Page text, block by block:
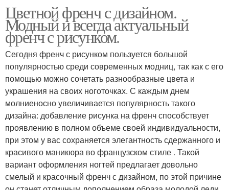
Цветной френч с дизайном.
Модный и всегда актуальный
френч с рисунком.
Сегодня френч с рисунком пользуется большой
популярностью среди современных модниц, так как с его
помощью можно сочетать разнообразные цвета и
украшения на своих ноготочках. С каждым днем
молниеносно увеличивается популярность такого
дизайна: добавление рисунка на френч способствует
проявлению в полном объеме своей индивидуальности,
при этом у вас сохраняется элегантность сдержанного и
красивого маникюра во французском стиле . Такой
вариант оформления ногтей предлагает довольно
смелый и красочный френч с дизайном, по этой причине